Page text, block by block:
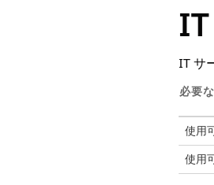
IT サ
必要
使用
使用